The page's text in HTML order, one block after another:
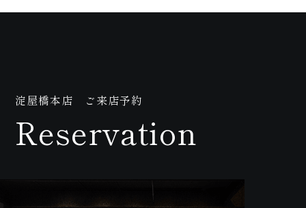
合
淀屋橋本店 ご来店予約
Reservation